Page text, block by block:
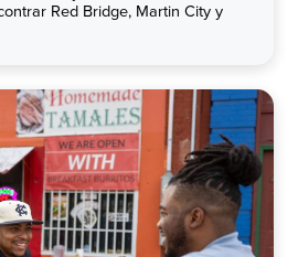
Red Bridge, Martin City y